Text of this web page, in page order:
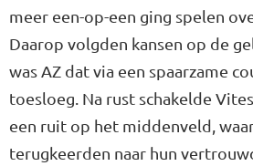
meer een-op-een ging spelen
Daarop volgden kansen op de
was AZ dat via een spaarzame
toesloeg. Na rust schakelde
een ruit op het middenveld,
terugkeerden naar hun